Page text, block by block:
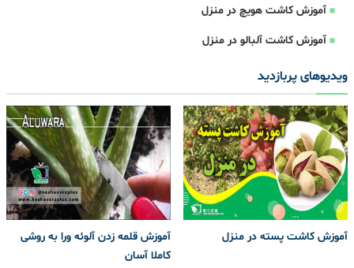
آموزش کاشت هویچ در منزل
آموزش کاشت آلبالو در منزل
ویدیوهای پربازدید
آموزش کاشت پسته در منزل
آموزش قلمه زدن آلوئه ورا به روشی
کاملا آسان